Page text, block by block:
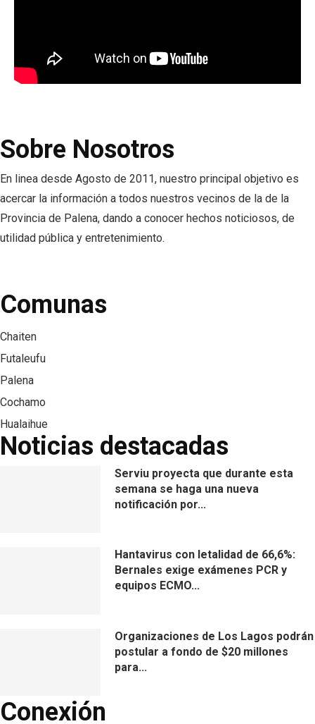
Sobre Nosotros
En linea desde Agosto de 2011, nuestro principal objetivo es
acercar la información a todos nuestros vecinos de la de la
Provincia de Palena, dando a conocer hechos noticiosos, de
utilidad pública y entretenimiento.
Comunas
Chaiten
Futaleufu
Palena
Cochamo
Hualaihue
Noticias destacadas
Serviu proyecta que durante esta
semana se haga una nueva
notificación por...
Hantavirus con letalidad de 66,6%:
Bernales exige exámenes PCR y
equipos ECMO...
Organizaciones de Los Lagos podrán
postular a fondo de $20 millones
para...
Conexión